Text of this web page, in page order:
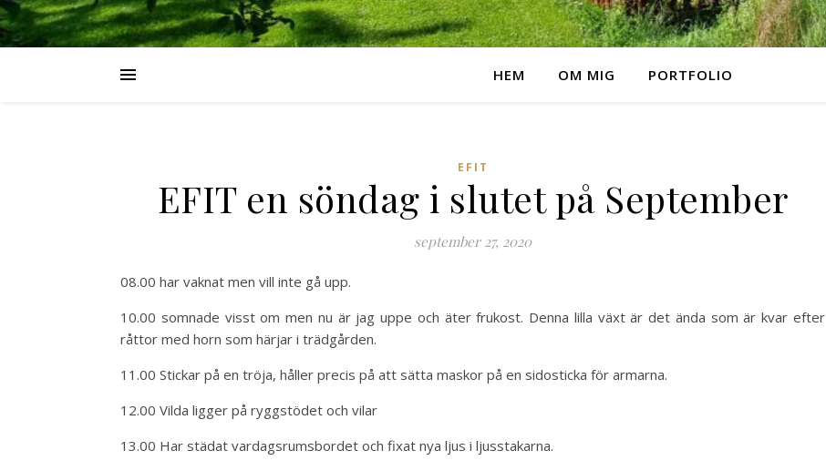
HEM OM MIG PORTFOLIO
EFIT
EFIT en söndag i slutet på September
september 27, 2020
08.00 har vaknat men vill inte gå upp.
10.00 somnade visst om men nu är jag uppe och äter frukost. Denna lilla växt är det ända som är kvar efter
råttor med horn som härjar i trädgården.
11.00 Stickar på en tröja, håller precis på att sätta maskor på en sidosticka för armarna.
12.00 Vilda ligger på ryggstödet och vilar
13.00 Har städat vardagsrumsbordet och fixat nya ljus i ljusstakarna.